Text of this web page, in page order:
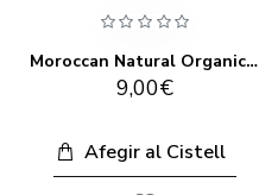
Moroccan Natural Organic Wonder amb Rassoul 100g
9,00€
Afegir al Cistell